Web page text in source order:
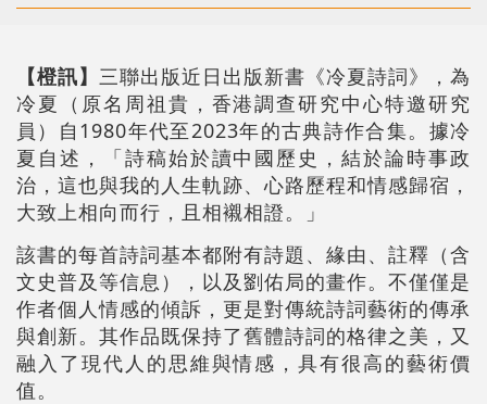
【橙訊】 三聯出版近日出版新書《冷夏詩詞》，為
冷夏（原名周祖貴，香港調查研究中心特邀研究
員）自1980年代至2023年的古典詩作合集。據冷
夏自述，「詩稿始於讀中國歷史，結於論時事政
治，這也與我的人生軌跡、心路歷程和情感歸宿，
大致上相向而行，且相襯相證。」
該書的每首詩詞基本都附有詩題、緣由、註釋（含
文史普及等信息），以及劉佑局的畫作。不僅僅是
作者個人情感的傾訴，更是對傳統詩詞藝術的傳承
與創新。其作品既保持了舊體詩詞的格律之美，又
融入了現代人的思維與情感，具有很高的藝術價
值。